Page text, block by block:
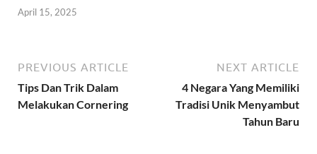
April 15, 2025
PREVIOUS ARTICLE
Tips Dan Trik Dalam
Melakukan Cornering
NEXT ARTICLE
4 Negara Yang Memiliki
Tradisi Unik Menyambut
Tahun Baru